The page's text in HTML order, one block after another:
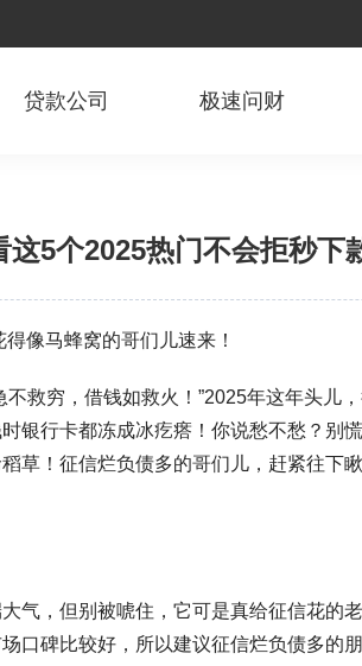
贷款公司 极速问财
5个2025热门不会拒秒下
像马蜂窝的哥们儿速来！
救穷，借钱如救火！”2025年这年头儿
银行卡都冻成冰疙瘩！你说愁不愁？别
！征信烂负债多的哥们儿，赶紧往下
气，但别被唬住，它可是真给征信花的
口碑比较好，所以建议征信烂负债多的